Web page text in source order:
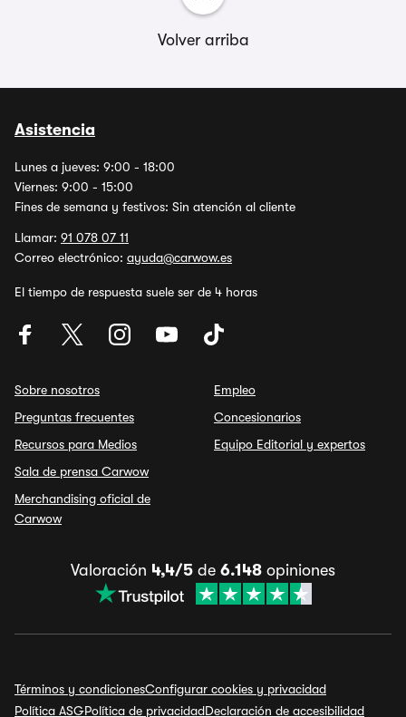
Volver arriba
Asistencia
Lunes a jueves: 9:00 - 18:00
Viernes: 9:00 - 15:00
Fines de semana y festivos: Sin atención al cliente
Llamar: 91 078 07 11
Correo electrónico: ayuda@carwow.es
El tiempo de respuesta suele ser de 4 horas
Sobre nosotros
Preguntas frecuentes
Recursos para Medios
Sala de prensa Carwow
Merchandising oficial de
Carwow
Empleo
Concesionarios
Equipo Editorial y expertos
Valoración 4,4/5 de 6.148 opiniones
Términos y condicionesConfigurar cookies y privacidad
Política ASGPolítica de privacidadDeclaración de accesibilidad